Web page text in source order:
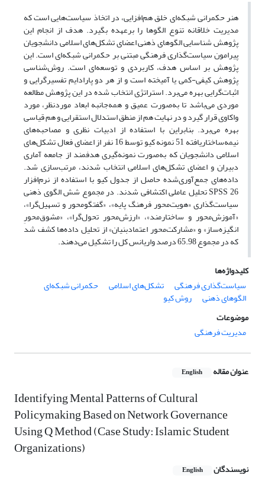
هنر حکمرانی شبکه‌ای خلق هم‌افزایی، در اتخاذ سیاست‌هایی است که
مدیریت خلاقانه تنوع الگوها را برعهده بگیرد. هدف از انجام این
پژوهش شناسایی الگوهای ذهنی اعضای تشکل‌های اسلامی دانشجویان
پیرامون سیاست‌گذاری فرهنگی مبتنی بر حکمرانی شبکه‌ای است. این
پژوهش بر اساس هدف، کاربردی و توسعه‌ای است. روش‌شناسی
پژوهش کیفی-کمی یا آمیخته است و از هر دو پارادایم تفسیرگرایی و
اثبات‌گرایی بهره می‌برد. استراتژی انتخاب شده در این پژوهش مطالعه
موردی می‌باشد تا به‌صورت عمیق و همه‌جانبه ابعاد موردنظر، مورد
واکاوی قرار گیرد و در نهایت هم از منطق استدلال استقرایی و هم قیاسی
بهره می‌برد. بنابراین با استفاده از ادبیات نظری و مصاحبه‌های
نیمه‌ساختاریافته 51 نمونه کیو توسط 16 نفر از اعضای فعال تشکل‌های
اسلامی دانشجویان که به‌صورت نمونه‌گیری هدفمند از جامعه آماری
دبیران و اعضای تشکل‌های اسلامی انتخاب شدند، مرتب‌سازی شد.
داده‌های جمع‌آوری‌شده حاصل از جدول کیو با استفاده از نرم‌افزار
SPSS 26 تحلیل عاملی اکتشافی شدند. در مجموع شش الگوی ذهنی
سیاست‌گذاری «هویت‌محور فرهنگ پایه»، «گفتگو‌محور و تسهیل‌گرا»،
«آموزش‌محور و ساختارمند»، «ارزش‌محور تحول‌گرا»، «مشوق‌محورِ
انگیزه‌ساز» و «مشارکت‌محور اعتمادبنیان» از تحلیل داده‌ها کشف شد
که در مجموع 65.98 درصد واریانس کل را تشکیل می‌دهند.
کلیدواژه‌ها
سیاست‌گذاری فرهنگی
تشکل‌های اسلامی حکمرانی شبکه‌ای
الگوهای ذهنی
روش کیو
موضوعات
مدیریت فرهنگی
عنوان مقاله English
Identifying Mental Patterns of Cultural
Policymaking Based on Network Governance
Using Q Method (Case Study: Islamic Student
Organizations)
نویسندگان English